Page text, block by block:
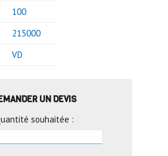
100
215000
VD
UN DEVIS
souhaitée :